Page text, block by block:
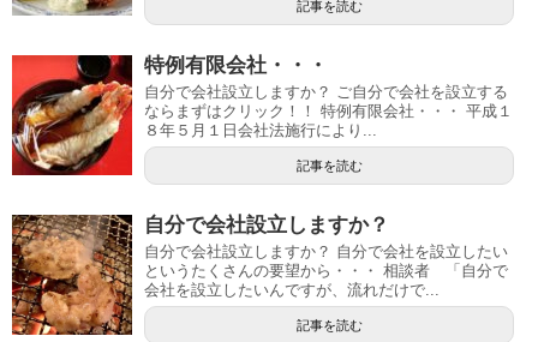
記事を読む
特例有限会社・・・
自分で会社設立しますか？ ご自分で会社を設立する
ならまずはクリック！！ 特例有限会社・・・ 平成１
８年５月１日会社法施行により...
記事を読む
自分で会社設立しますか？
自分で会社設立しますか？ 自分で会社を設立したい
というたくさんの要望から・・・ 相談者 「自分で
会社を設立したいんですが、流れだけで...
記事を読む